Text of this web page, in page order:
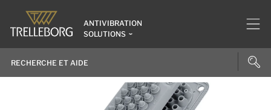
ANTIVIBRATION
SOLUTIONS